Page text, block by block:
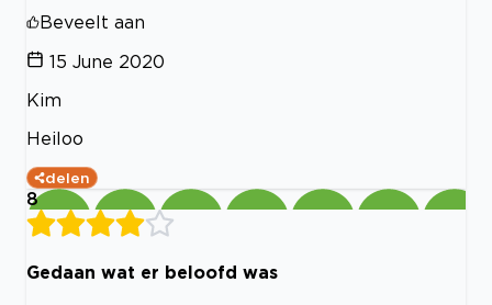
Beveelt aan
15 June 2020
Kim
Heiloo
delen
8
Gedaan wat er beloofd was